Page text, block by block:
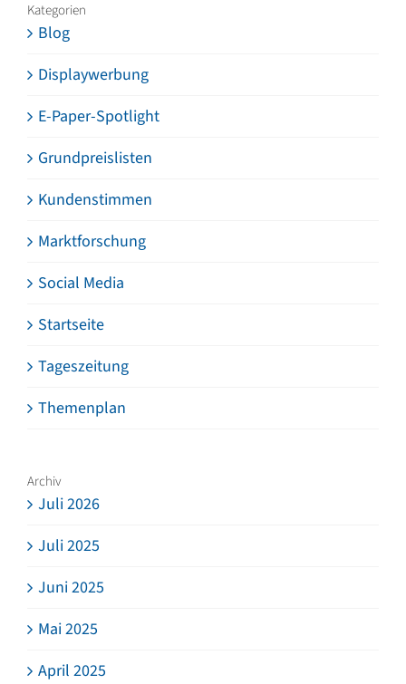
Kategorien
Blog
Displaywerbung
E-Paper-Spotlight
Grundpreislisten
Kundenstimmen
Marktforschung
Social Media
Startseite
Tageszeitung
Themenplan
Archiv
Juli 2026
Juli 2025
Juni 2025
Mai 2025
April 2025